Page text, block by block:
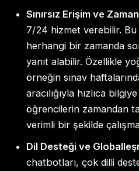
Sınırsız Erişim ve
7/24 hizmet verebilir.
herhangi bir zamanda
yanıt alabilir. Özellikle
örneğin sınav
aracılığıyla hızlıca
öğrencilerin zamandan
verimli bir şekilde
Dil Desteği ve
chatbotları, çok dilli